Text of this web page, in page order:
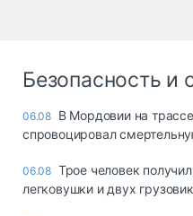
Безопасность и
06.08 В Мордовии на
спровоцировал
06.08 Трое человек
легковушки и двух